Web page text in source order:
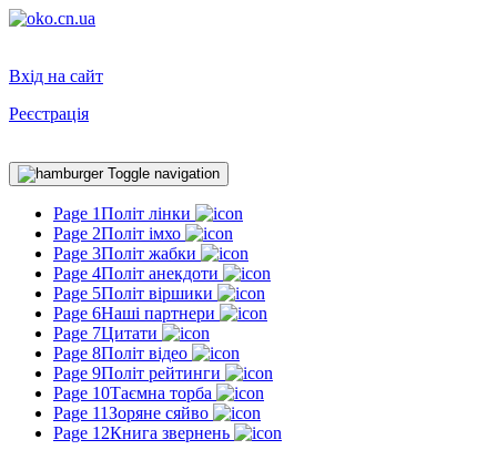
Вхід на сайт
Реєстрація
Toggle navigation
Page 1Політ лінки
Page 2Політ імхо
Page 3Політ жабки
Page 4Політ анекдоти
Page 5Політ віршики
Page 6Наші партнери
Page 7Цитати
Page 8Політ відео
Page 9Політ рейтинги
Page 10Таємна торба
Page 11Зоряне сяйво
Page 12Книга звернень